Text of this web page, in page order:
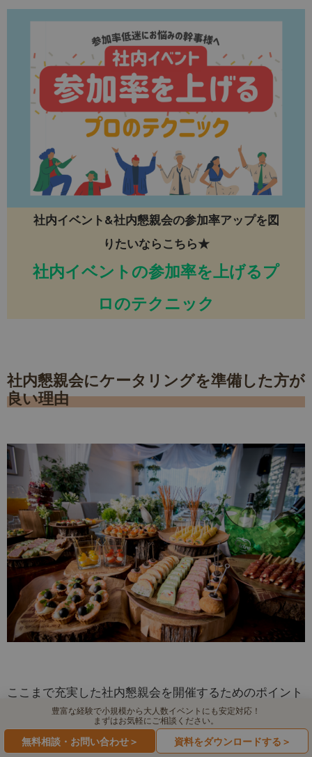
社内イベント&社内懇親会の参加率アップを図
りたいならこちら★
社内イベントの参加率を上げるプ
ロのテクニック
社内懇親会にケータリングを準備した方が
良い理由
ここまで充実した社内懇親会を開催するためのポイント
について詳しくご説明しました。興味深く読んでくださ
った幹事様の中には、さまざまな課題を抱えている方も
豊富な経験で小規模から大人数イベントにも安定対応！
まずはお気軽にご相談ください。
無料相談・お問い合わせ＞ 資料をダウンロードする＞